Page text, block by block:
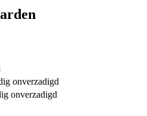
onverzadigd
onverzadigd